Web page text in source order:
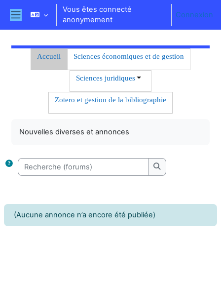
Passer au contenu principal
Panneau latéral
Vous êtes connecté
anonymement
Connexion
Résumé de section
Accueil Sciences économiques et de gestion
Sciences juridiques
Zotero et gestion de la bibliographie
Nouvelles diverses et annonces
Recherche (forums)
Recherche
(Aucune annonce n’a encore été publiée)